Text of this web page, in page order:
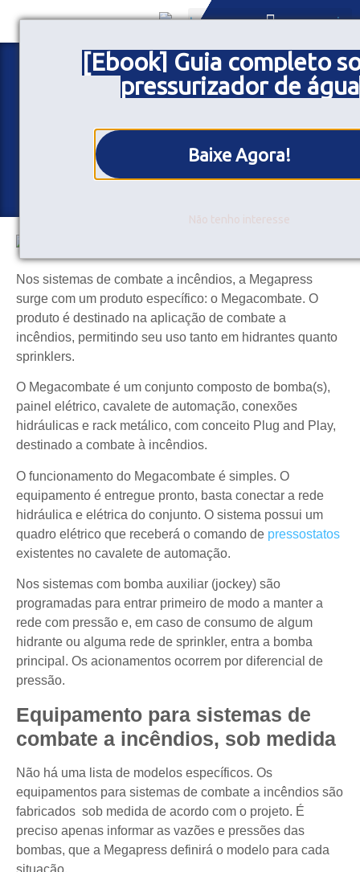
[Ebook] Guia completo
pressurizador de água
Baixe Agora!
Não tenho interesse
Sistemas de combate à
incêndios Megapress
Nos sistemas de combate a incêndios, a Megapress
surge com um produto específico: o Megacombate. O
produto é destinado na aplicação de combate a
incêndios, permitindo seu uso tanto em hidrantes quanto
sprinklers.
O Megacombate é um conjunto composto de bomba(s),
painel elétrico, cavalete de automação, conexões
hidráulicas e rack metálico, com conceito Plug and Play,
destinado a combate à incêndios.
O funcionamento do Megacombate é simples. O
equipamento é entregue pronto, basta conectar a rede
hidráulica e elétrica do conjunto. O sistema possui um
quadro elétrico que receberá o comando de pressostatos
existentes no cavalete de automação.
Nos sistemas com bomba auxiliar (jockey) são
programadas para entrar primeiro de modo a manter a
rede com pressão e, em caso de consumo de algum
hidrante ou alguma rede de sprinkler, entra a bomba
principal. Os acionamentos ocorrem por diferencial de
pressão.
Equipamento para sistemas de
combate a incêndios, sob medida
Não há uma lista de modelos específicos. Os
equipamentos para sistemas de combate a incêndios são
fabricados sob medida de acordo com o projeto. É
preciso apenas informar as vazões e pressões das
bombas, que a Megapress definirá o modelo para cada
situação.